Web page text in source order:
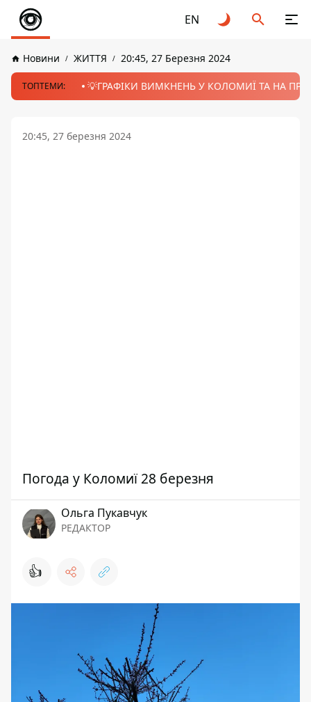
EN
Новини ЖИТТЯ 20:45, 27 Березня 2024
ТОПТЕМИ: 💡ГРАФІКИ ВИМКНЕНЬ У КОЛОМИЇ ТА НА
20:45, 27 березня 2024
Погода у Коломиї 28 березня
Ольга Пукавчук
РЕДАКТОР
👍